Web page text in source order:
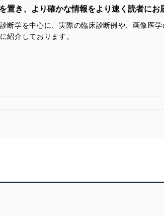
置き、より確かな情報をより速く読者にお
断学を中心に、実際の臨床診断例や、画像医
紹介しております。